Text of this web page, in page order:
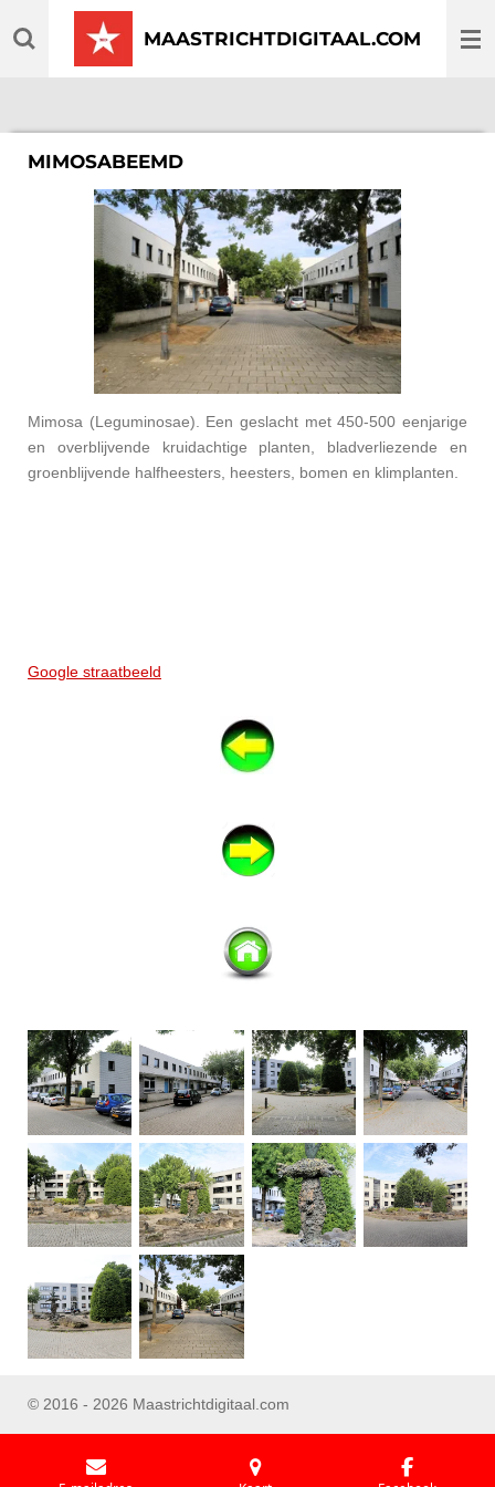
direct
MAASTRICHTDIGITAAL.COM
MIMOSABEEMD
Mimosa (Leguminosae). Een geslacht met 450-500 eenjarige
en overblijvende kruidachtige planten, bladverliezende en
groenblijvende halfheesters, heesters, bomen en klimplanten.
Google straatbeeld
© 2016 - 2026 Maastrichtdigitaal.com